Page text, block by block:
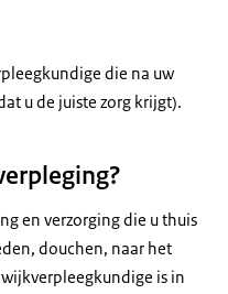
die na uw
u de juiste zorg krijgt).
en verzorging die u thuis
douchen, naar het
is in